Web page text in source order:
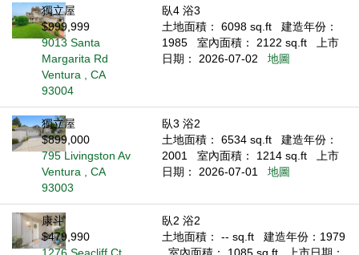
獨立屋
$999,999
9013 Santa
Margarita Rd
Ventura , CA
93004
臥4 浴3
土地面積： 6098 sq.ft
建造年份：
1985
室內面積： 2122 sq.ft
上市
日期： 2026-07-02
地圖
獨立屋
$899,000
795 Livingston Av
Ventura , CA
93003
臥3 浴2
土地面積： 6534 sq.ft
建造年份：
2001
室內面積： 1214 sq.ft
上市
日期： 2026-07-01
地圖
康斗
$479,990
臥2 浴2
土地面積： -- sq.ft
建造年份：1979